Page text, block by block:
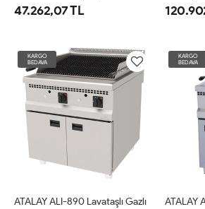
47.262,07 TL
KARGO
BEDAVA
ATALAY ALI-890 Lavataşlı Gazlı
KARGO
BEDAVA
ATALAY